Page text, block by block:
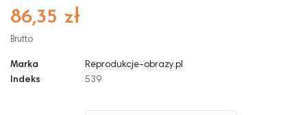
86,35 zł
Brutto
Marka
Reprodukcje-obrazy.pl
Indeks
539